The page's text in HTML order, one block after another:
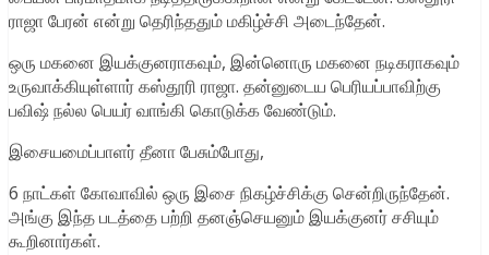
ராஜா பேரன் என்று தெரிந்ததும் மகிழ்ச்சி அடைந்தேன்.
ஒரு மகனை இயக்குனராகவும், இன்னொரு மகனை நடிகராகவும்
உருவாக்கியுள்ளார் கஸ்தூரி ராஜா. தன்னுடைய பெரியப்பாவிற்கு
பவிஷ் நல்ல பெயர் வாங்கி கொடுக்க வேண்டும்.
இசையமைப்பாளர் தீனா பேசும்போது,
6 நாட்கள் கோவாவில் ஒரு இசை நிகழ்ச்சிக்கு சென்றிருந்தேன்.
அங்கு இந்த படத்தை பற்றி தனஞ்செயனும் இயக்குனர் சசியும்
கூறினார்கள்.